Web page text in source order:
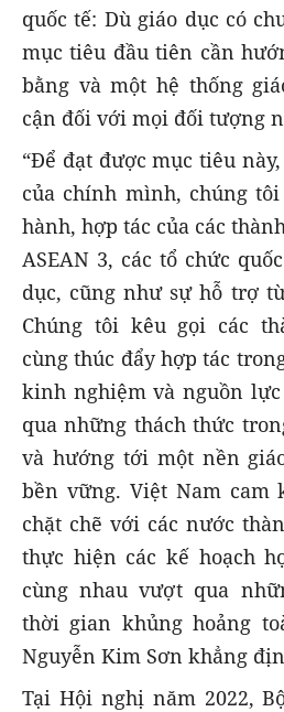
quốc tế: Dù giáo dục có
mục tiêu đầu tiên cần
bằng và một hệ thống
cận đối với mọi đối tượng
“Để đạt được mục tiêu
của chính mình, chúng
hành, hợp tác của các
ASEAN 3, các tổ chức
dục, cũng như sự hỗ trợ
Chúng tôi kêu gọi các
cùng thúc đẩy hợp tác
kinh nghiệm và nguồn
qua những thách thức
và hướng tới một nền
bền vững. Việt Nam cam
chặt chẽ với các nước
thực hiện các kế hoạch
cùng nhau vượt qua
thời gian khủng hoảng
Nguyễn Kim Sơn khẳng
Tại Hội nghị năm 2022,